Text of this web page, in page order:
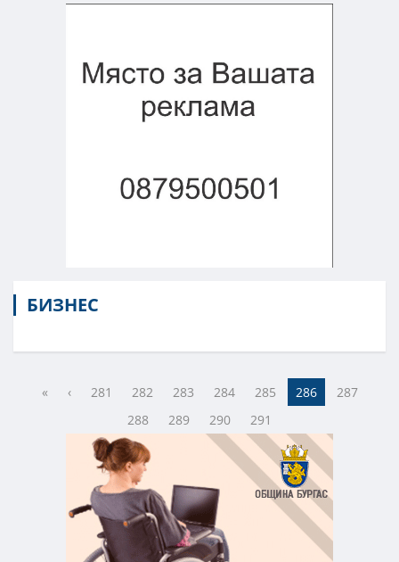
БИЗНЕС
« ‹ 281 282 283 284 285 286
287
288
289 290 291